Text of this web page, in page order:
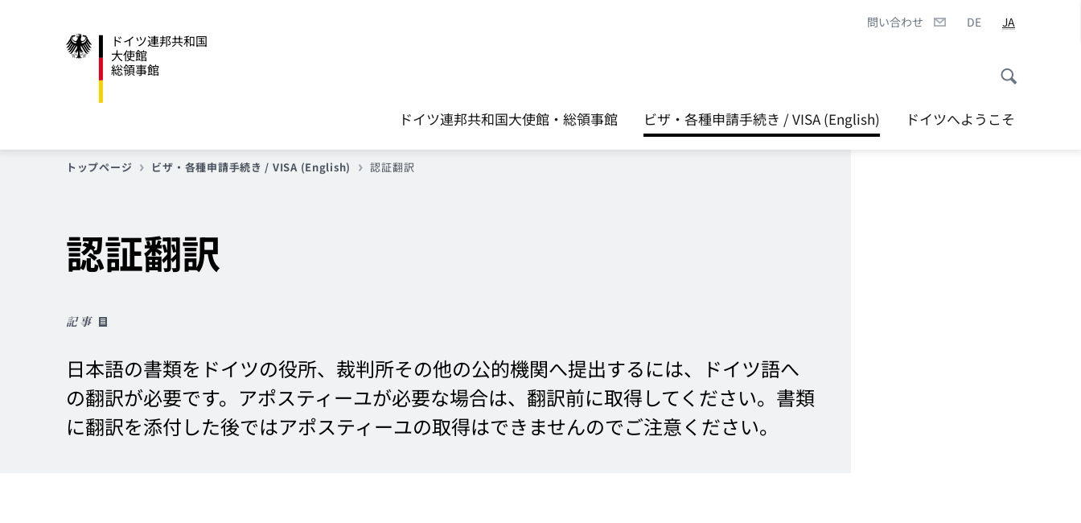
ドイツ連邦共和国
大使館
総領事館
問い合わせ DE JA
ドイツ連邦共和国大使館・総領事館 ビザ・各種申請手続き / VISA (English) ドイツへようこそ
トップページ ビザ・各種申請手続き / VISA (English) 認証翻訳
認証翻訳
記事
日本語の書類をドイツの役所、裁判所その他の公的機関へ提出するには、ドイツ語へ
の翻訳が必要です。アポスティーユが必要な場合は、翻訳前に取得してください。書類
に翻訳を添付した後ではアポスティーユの取得はできませんのでご注意ください。